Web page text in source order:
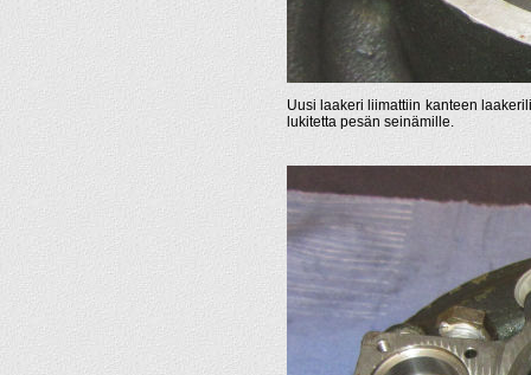
Uusi laakeri liimattiin kanteen
lukitetta pesän seinämille.